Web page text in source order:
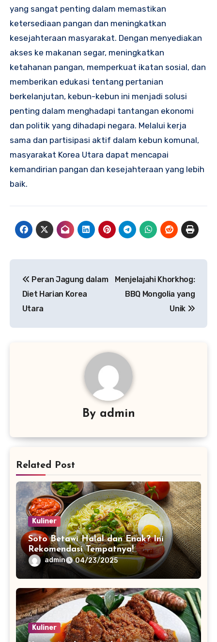
yang sangat penting dalam memastikan
ketersediaan pangan dan meningkatkan
kesejahteraan masyarakat. Dengan menyediakan
akses ke makanan segar, meningkatkan
ketahanan pangan, memperkuat ikatan sosial, dan
memberikan edukasi tentang pertanian
berkelanjutan, kebun-kebun ini menjadi solusi
penting dalam menghadapi tantangan ekonomi
dan politik yang dihadapi negara. Melalui kerja
sama dan partisipasi aktif dalam kebun komunal,
masyarakat Korea Utara dapat mencapai
kemandirian pangan dan kesejahteraan yang lebih
baik.
pos
Peran Jagung dalam
Diet Harian Korea
Utara
Menjelajahi Khorkhog:
BBQ Mongolia yang
Unik
By admin
Related Post
Kuliner
Soto Betawi Halal dan Enak? Ini
Rekomendasi Tempatnya!
admin 04/23/2025
Kuliner